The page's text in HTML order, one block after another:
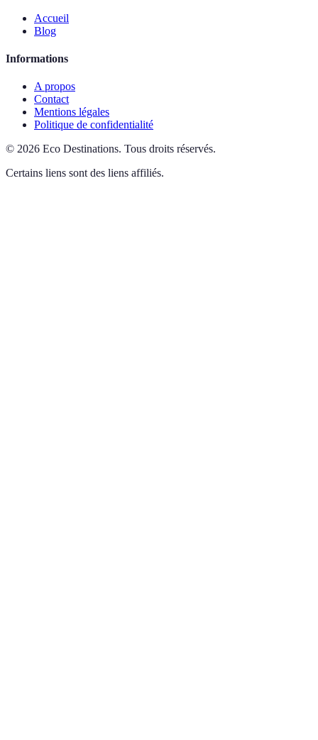
Accueil
Blog
Informations
A propos
Contact
Mentions légales
Politique de confidentialité
© 2026 Eco Destinations. Tous droits réservés.
Certains liens sont des liens affiliés.